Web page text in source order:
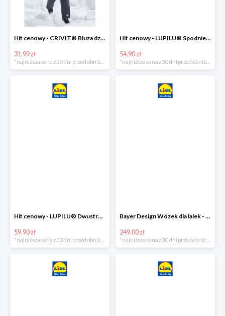
Hit cenowy - CRIVIT® Bluza dziewczęca z polaru
31.99 zł
Hit cenowy - LUPILU® Spodnie narciarskie chłopięce
54.90 zł
Hit cenowy - LUPILU® Dwustronna kurtka pikowana dziewczęca
59.90 zł
*najniższa cena z 30 dni przed obniżką
Bayer Design Wózek dla lalek - megazestaw
249.00 zł
*najniższa cena z 30 dni przed obniżką